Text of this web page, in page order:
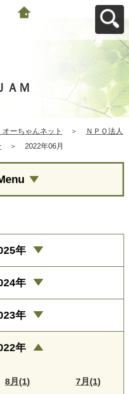
ＡＭ
ーちゃんネット ＞
ＮＰＯ法人
＞ 2022年06月
年
年
年
年
8月(1) 7月(1)